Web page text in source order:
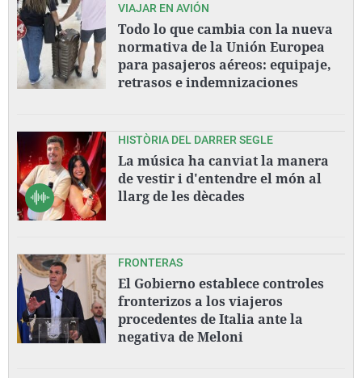
VIAJAR EN AVIÓN
Todo lo que cambia con la nueva
normativa de la Unión Europea
para pasajeros aéreos: equipaje,
retrasos e indemnizaciones
HISTÒRIA DEL DARRER SEGLE
La música ha canviat la manera
de vestir i d'entendre el món al
llarg de les dècades
FRONTERAS
El Gobierno establece controles
fronterizos a los viajeros
procedentes de Italia ante la
negativa de Meloni